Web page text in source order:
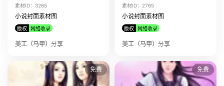
素材ID：3265
小说封面素材图
版权 网络收录
美工（马甲） 分享
素材ID：2765
小说封面素材图
版权 网络收录
美工（马甲） 分享
免费 免费